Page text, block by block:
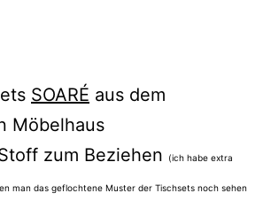
SOARÉ aus dem
Möbelhaus
zum Beziehen
(ich habe extra
man das geflochtene Muster der Tischsets noch sehen